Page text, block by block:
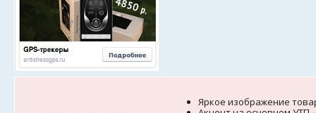
Яркое изображение